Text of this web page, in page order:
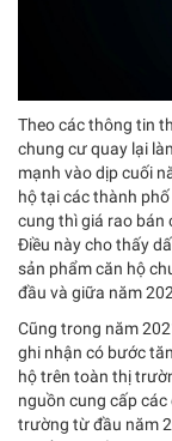
Theo các thông tin
chung cư quay lại
mạnh vào dịp cuối
hộ tại các thành
cung thì giá rao bán
Điều này cho thấy
sản phẩm căn hộ
đầu và giữa năm
Cũng trong năm
ghi nhận có bước
hộ trên toàn thị
nguồn cung cấp
trường từ đầu năm